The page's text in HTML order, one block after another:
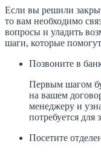
Если вы решили
то вам необходимо
вопросы и уладить
шаги, которые
Позвоните в
Первым шагом
на вашем
менеджеру и
потребуется для
Посетите